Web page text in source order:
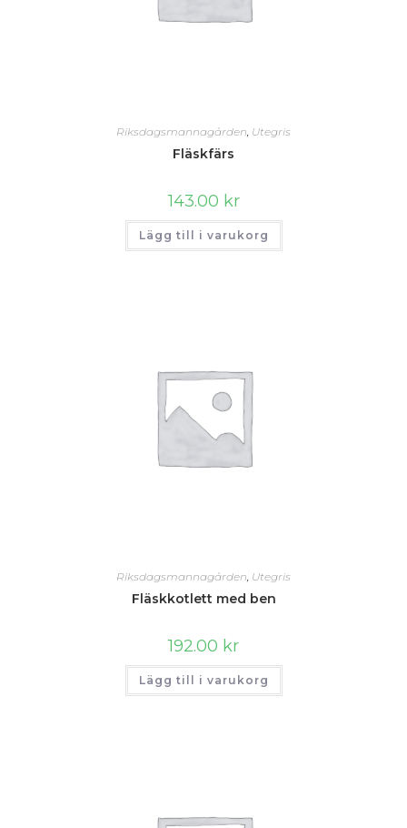
Riksdagsmannagården Utegris
Fläskfärs
143.00 kr
Lägg till i varukorg
Riksdagsmannagården, Utegris
Fläskkotlett med ben
192.00 kr
Lägg till i varukorg